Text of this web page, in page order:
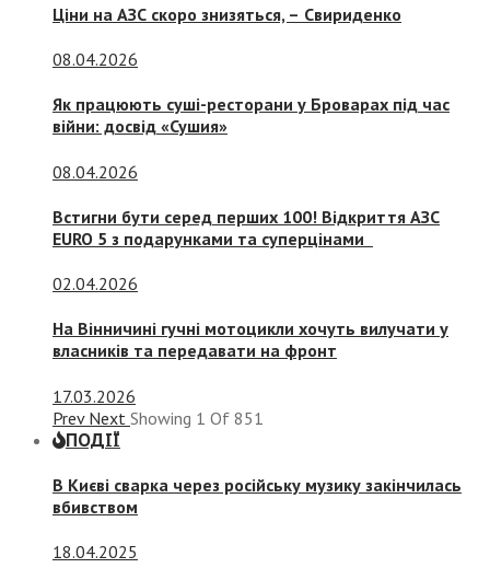
Ціни на АЗС скоро знизяться, – Свириденко
08.04.2026
Як працюють суші-ресторани у Броварах під час
війни: досвід «Сушия»
08.04.2026
Встигни бути серед перших 100! Відкриття АЗС
EURO 5 з подарунками та суперцінами
02.04.2026
На Вінничині гучні мотоцикли хочуть вилучати у
власників та передавати на фронт
17.03.2026
Prev Next Showing 1 Of 851
ПОДІЇ
В Києві сварка через російську музику закінчилась
вбивством
18.04.2025